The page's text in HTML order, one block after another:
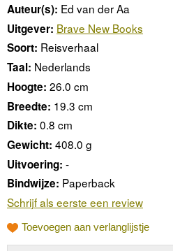
Auteur(s): Ed van der Aa
Uitgever: Brave New Books
Soort: Reisverhaal
Taal: Nederlands
Hoogte: 26.0 cm
Breedte: 19.3 cm
Dikte: 0.8 cm
Gewicht: 408.0 g
Uitvoering: -
Bindwijze: Paperback
Schrijf als eerste een review
Toevoegen aan verlanglijstje